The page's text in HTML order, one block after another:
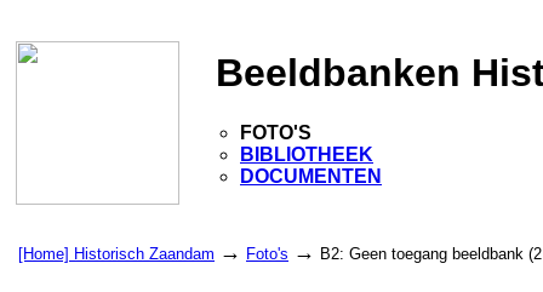
Beeldbanken
FOTO'S
BIBLIOTHEEK
DOCUMENTEN
[Home] Historisch Zaandam → Foto's → B2: Geen toegang beeldbank